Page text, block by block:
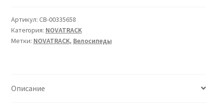
20•2025•белый•20
Артикул: CB-00335658
Категория: NOVATRACK
Метки: NOVATRACK, Велосипеды
Описание